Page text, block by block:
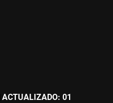
| ACTUALIZADO: 01